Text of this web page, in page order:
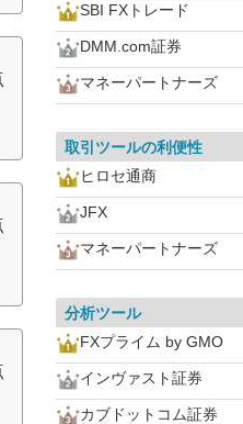
SBI FXトレード
DMM.com証券
マネーパートナーズ
取引ツールの利便性
ヒロセ通商
JFX
マネーパートナーズ
分析ツール
FXプライム by GMO
インヴァスト証券
カブドットコム証券